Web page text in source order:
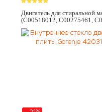
Двигатель для
(C00518012, C00275461,